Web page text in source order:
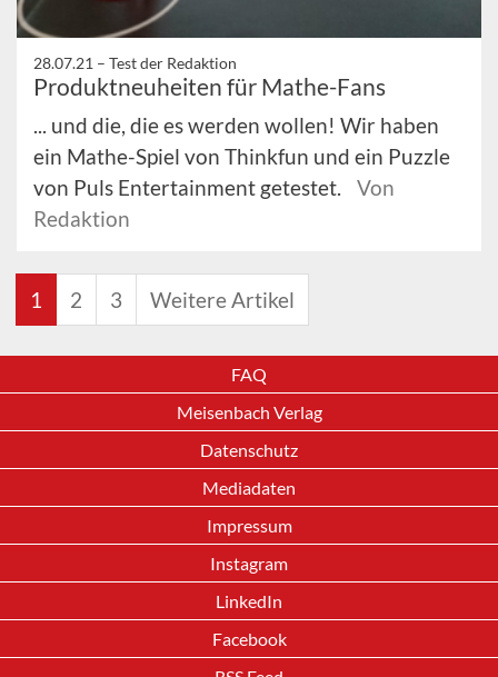
28.07.21 – Test der Redaktion
Produktneuheiten für Mathe-Fans
... und die, die es werden wollen! Wir haben
ein Mathe-Spiel von Thinkfun und ein Puzzle
von Puls Entertainment getestet.
Von
Redaktion
1 2 3 Weitere Artikel
FAQ
Meisenbach Verlag
Datenschutz
Mediadaten
Impressum
Instagram
LinkedIn
Facebook